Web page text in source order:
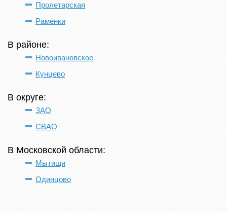
Пролетарская
Раменки
В районе:
Новоивановское
Кунцево
В округе:
ЗАО
СВАО
В Московской области:
Мытищи
Одинцово